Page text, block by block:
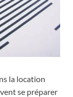
la location
se préparer